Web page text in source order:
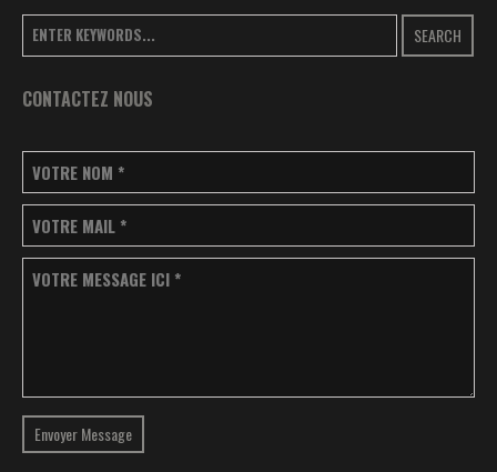
SEARCH
CONTACTEZ NOUS
VOTRE NOM *
VOTRE MAIL *
VOTRE MESSAGE ICI *
Envoyer Message